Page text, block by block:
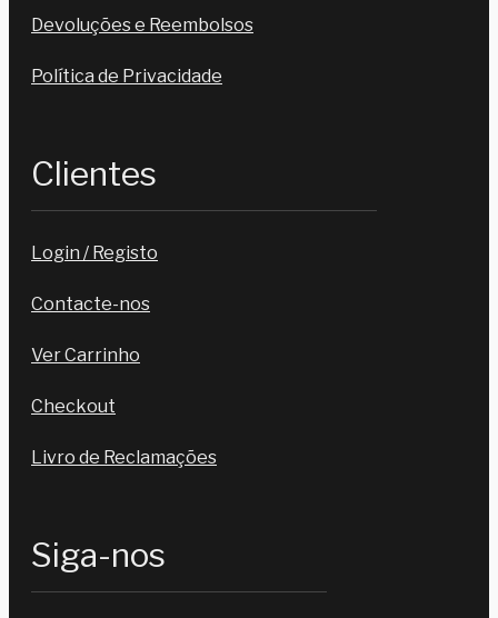
Devoluções e Reembolsos
Política de Privacidade
Clientes
Login / Registo
Contacte-nos
Ver Carrinho
Checkout
Livro de Reclamações
Siga-nos